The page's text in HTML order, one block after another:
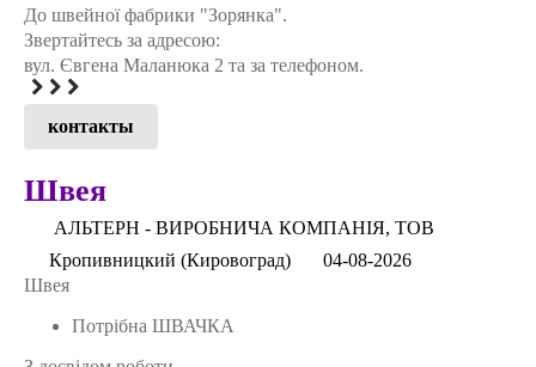
До швейної фабрики "Зорянка".
Звертайтесь за адресою:
вул. Євгена Маланюка 2 та за телефоном.
контакты
Швея
АЛЬТЕРН - ВИРОБНИЧА КОМПАНIЯ, ТОВ
Кропивницкий (Кировоград)
04-08-2026
Швея
Потрібна ШВАЧКА